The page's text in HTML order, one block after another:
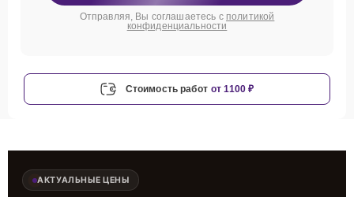
Отправляя, Вы соглашаетесь с политикой
конфиденциальности
Стоимость работ от 1100 ₽
АКТУАЛЬНЫЕ ЦЕНЫ